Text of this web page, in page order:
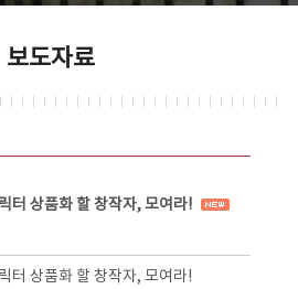
보도자료
터 상품화 할 창작자, 모여라!
터 상품화 할 창작자, 모여라!